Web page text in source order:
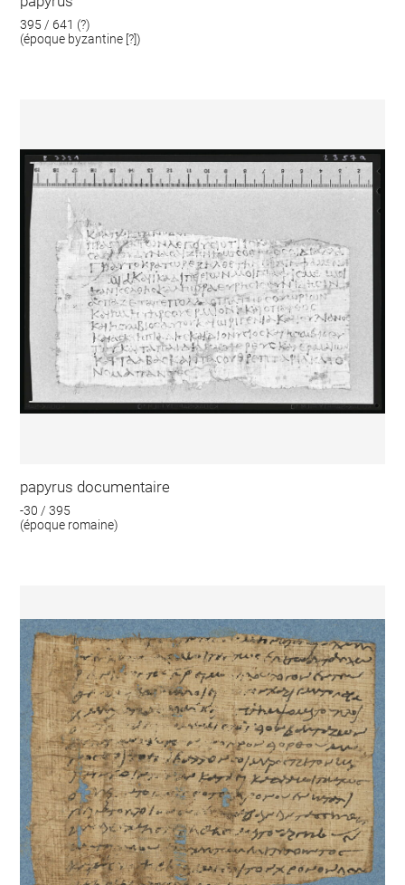
395 / 641 (?)
(époque byzantine [?])
papyrus documentaire
-30 / 395
(époque romaine)